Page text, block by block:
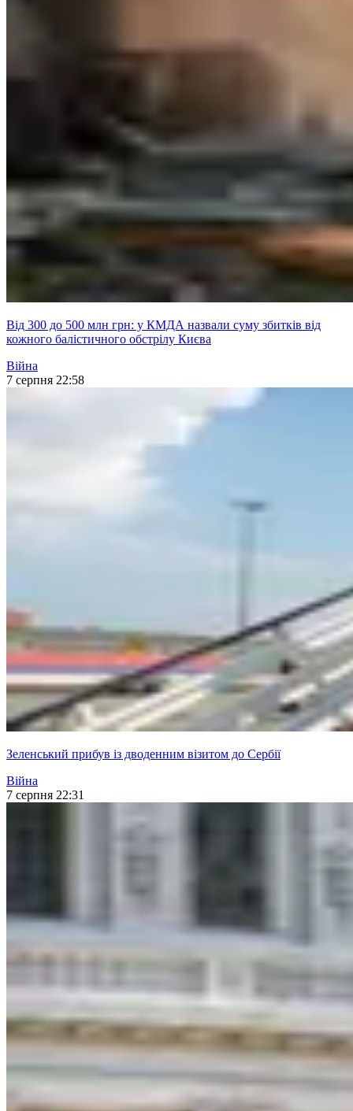
Від 300 до 500 млн грн: у КМДА назвали суму збитків від
кожного балістичного обстрілу Києва
Війна
7 серпня 22:58
Зеленський прибув із дводенним візитом до Сербії
Війна
7 серпня 22:31